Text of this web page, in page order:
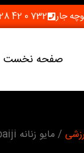
جار 732 0 42 28 (021)
صفحه نخست
/ مایو زنانه nabaiji کد 3902